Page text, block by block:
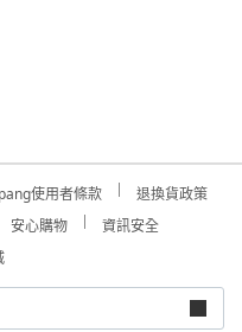
使用者條款
退換貨政策
安心購物
資訊安全